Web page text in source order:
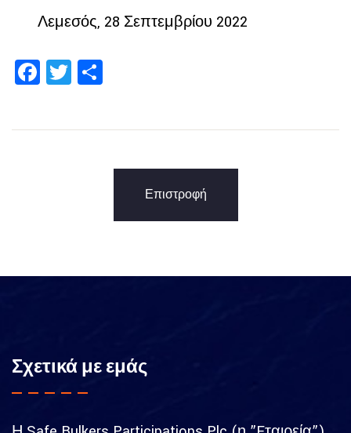
Λεμεσός, 28 Σεπτεμβρίου 2022
Facebook
Twitter
Επιστροφή
Σχετικά με εμάς